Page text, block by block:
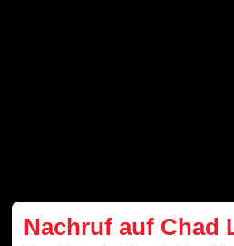
Nachruf auf Chad